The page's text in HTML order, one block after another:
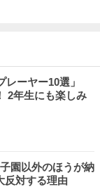
レーヤー10選」
2年生にも楽しみ
園以外のほうが納
対する理由